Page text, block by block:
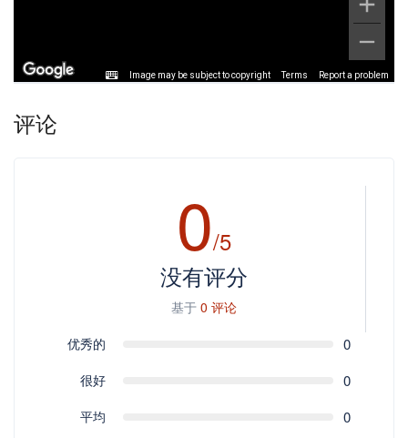
Image may be subject to copyright Terms Report a problem
评论
0/5
没有评分
基于 0 评论
优秀的
0
很好 0
平均 0